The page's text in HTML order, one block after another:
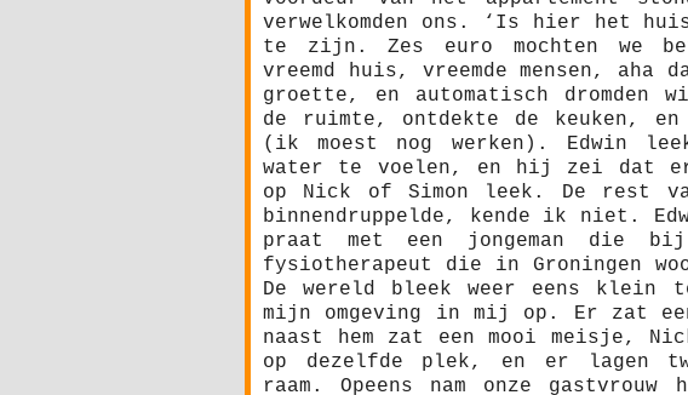
verwelkomden ons. ‘Is hier het
te zijn. Zes euro mochten we
vreemd huis, vreemde mensen, aha
groette, en automatisch dromden
de ruimte, ontdekte de keuken,
(ik moest nog werken). Edwin
water te voelen, en hij zei dat er
op Nick of Simon leek. De rest
binnendruppelde, kende ik niet.
praat met een jongeman die
fysiotherapeut die in Groningen
De wereld bleek weer eens
mijn omgeving in mij op. Er zat
naast hem zat een mooi meisje,
op dezelfde plek, en er lagen
raam. Opeens nam onze